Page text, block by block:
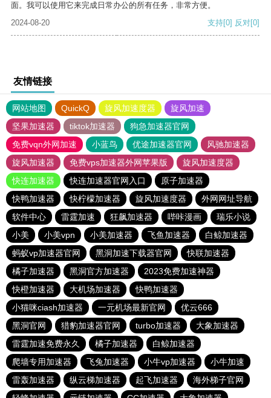
面。我可以使用它来完成日常办公的所有任务，非常方便。
2024-08-20
支持[0] 反对[0]
友情链接
网站地图 QuickQ 旋风加速度器
旋风加速
坚果加速器
tiktok加速器
狗急加速器官网
免费vqn外网加速
小蓝鸟 优途加速器官网
风驰加速器
旋风加速器
免费vps加速器外网苹果版
旋风加速度器
快连加速器
快连加速器官网入口
原子加速器
快鸭加速器
快柠檬加速器 旋风加速度器
外网网址导航
软件中心
雷霆加速 狂飙加速器 哔咔漫画
瑞乐小说
小美
小美vpn 小美加速器 飞鱼加速器
白鲸加速器
蚂蚁vp加速器官网
黑洞加速下载器官网
快联加速器
橘子加速器
黑洞官方加速器
2023免费加速神器
快橙加速器
大机场加速器
快鸭加速器
小猫咪ciash加速器
一元机场最新官网
优云666
黑洞官网
猎豹加速器官网 turbo加速器
大象加速器
雷霆加速免费永久
橘子加速器
白鲸加速器
爬墙专用加速器
飞兔加速器 小牛vp加速器
小牛加速
雷轰加速器
纵云梯加速器 起飞加速器
海外梯子官网